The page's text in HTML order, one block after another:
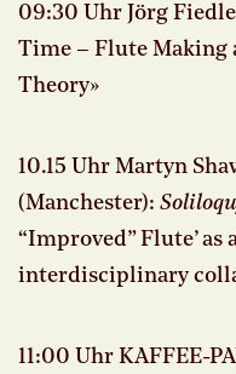
09:30 Uhr Jörg
Time – Flute Making
Theory»
10.15 Uhr Martyn
(Manchester):
“Improved” Flute’
interdisciplinary
11:00 Uhr KAFFEE-